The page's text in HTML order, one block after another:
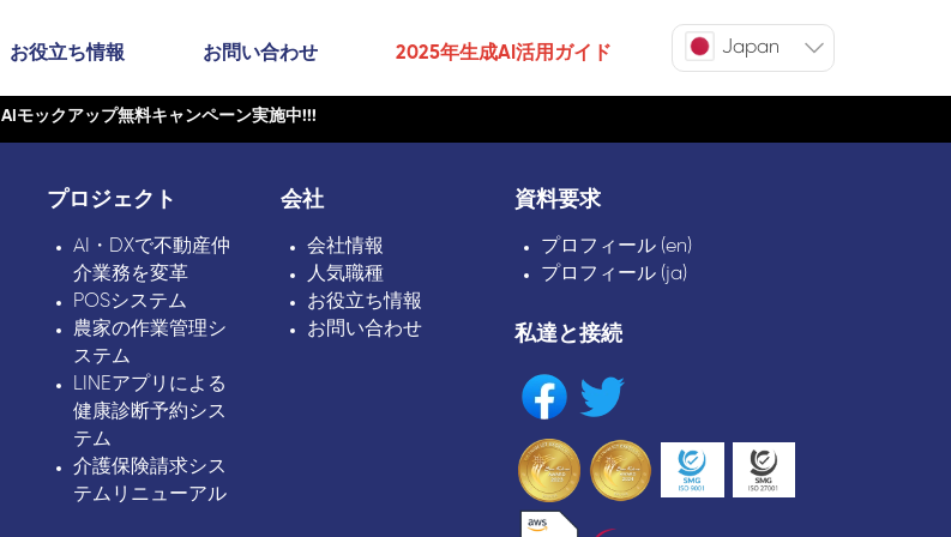
お役立ち情報 お問い合わせ 2025年生成AI活用ガイド Japan
AIモックアップ無料キャンペーン実施中!!!
プロジェクト
AI・DXで不動産仲
介業務を変革
POSシステム
農家の作業管理シ
ステム
LINEアプリによる
健康診断予約シス
テム
介護保険請求シス
テムリニューアル
会社
会社情報
人気職種
お役立ち情報
お問い合わせ
資料要求
プロフィール (en)
プロフィール (ja)
私達と接続